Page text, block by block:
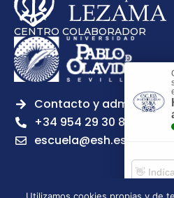
CENTRO COLABORADOR
Contacto y admisiones
+34 954 29 30 81
escuela@esh.es